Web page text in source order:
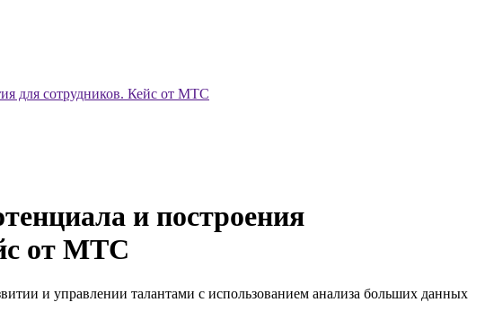
для сотрудников. Кейс от МТС
и построения
от МТС
и управлении талантами с использованием анализа больших данных